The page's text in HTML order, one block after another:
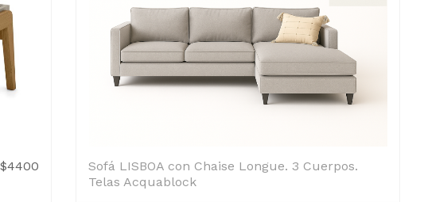
$4400
Sofá LISBOA con Chaise Longue. 3 Cuerpos.
Telas Acquablock